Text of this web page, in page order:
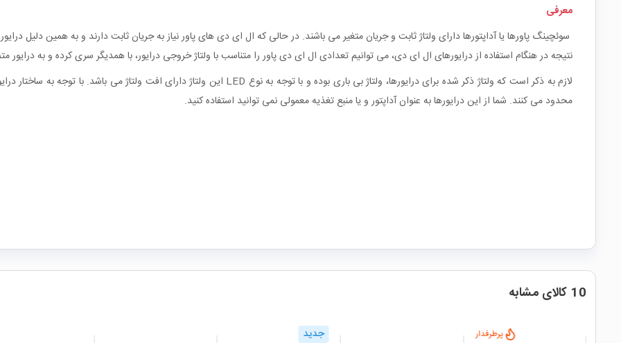
معرفی
سوئچینگ پاورها یا آداپتورها دارای ولتاژ ثابت و جریان متغیر می باشند. در حالی که ال ای دی های پاور نیاز به جریان ثابت دارند و به همین دلیل
نتیجه در هنگام استفاده از درایورهای ال ای دی، می توانیم تعدادی ال ای دی پاور را متناسب با ولتاژ خروجی درایور، با همدیگر سری کرده و به درایور
محدود می کنند. شما از این درایورها به عنوان آداپتور و یا منبع تغذیه معمولی نمی توانید استفاده کنید.
10 کالای مشابه
پرطرفدار جدید